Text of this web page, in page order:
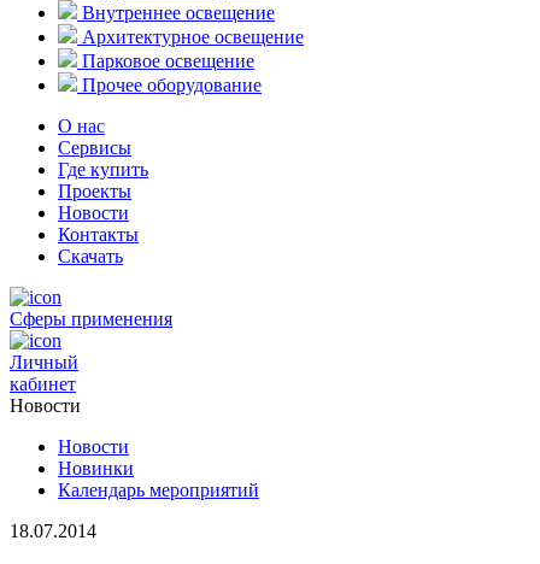
Внутреннее освещение
Архитектурное освещение
Парковое освещение
Прочее оборудование
О нас
Сервисы
Где купить
Проекты
Новости
Контакты
Скачать
Сферы применения
Личный
кабинет
Новости
Новости
Новинки
Календарь мероприятий
18.07.2014